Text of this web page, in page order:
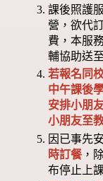
課後照護
營，欲代
費，本服
輔協助送
若報名同
中午課後
安排小朋
小朋友至
因已事先
時訂餐，
布停止上